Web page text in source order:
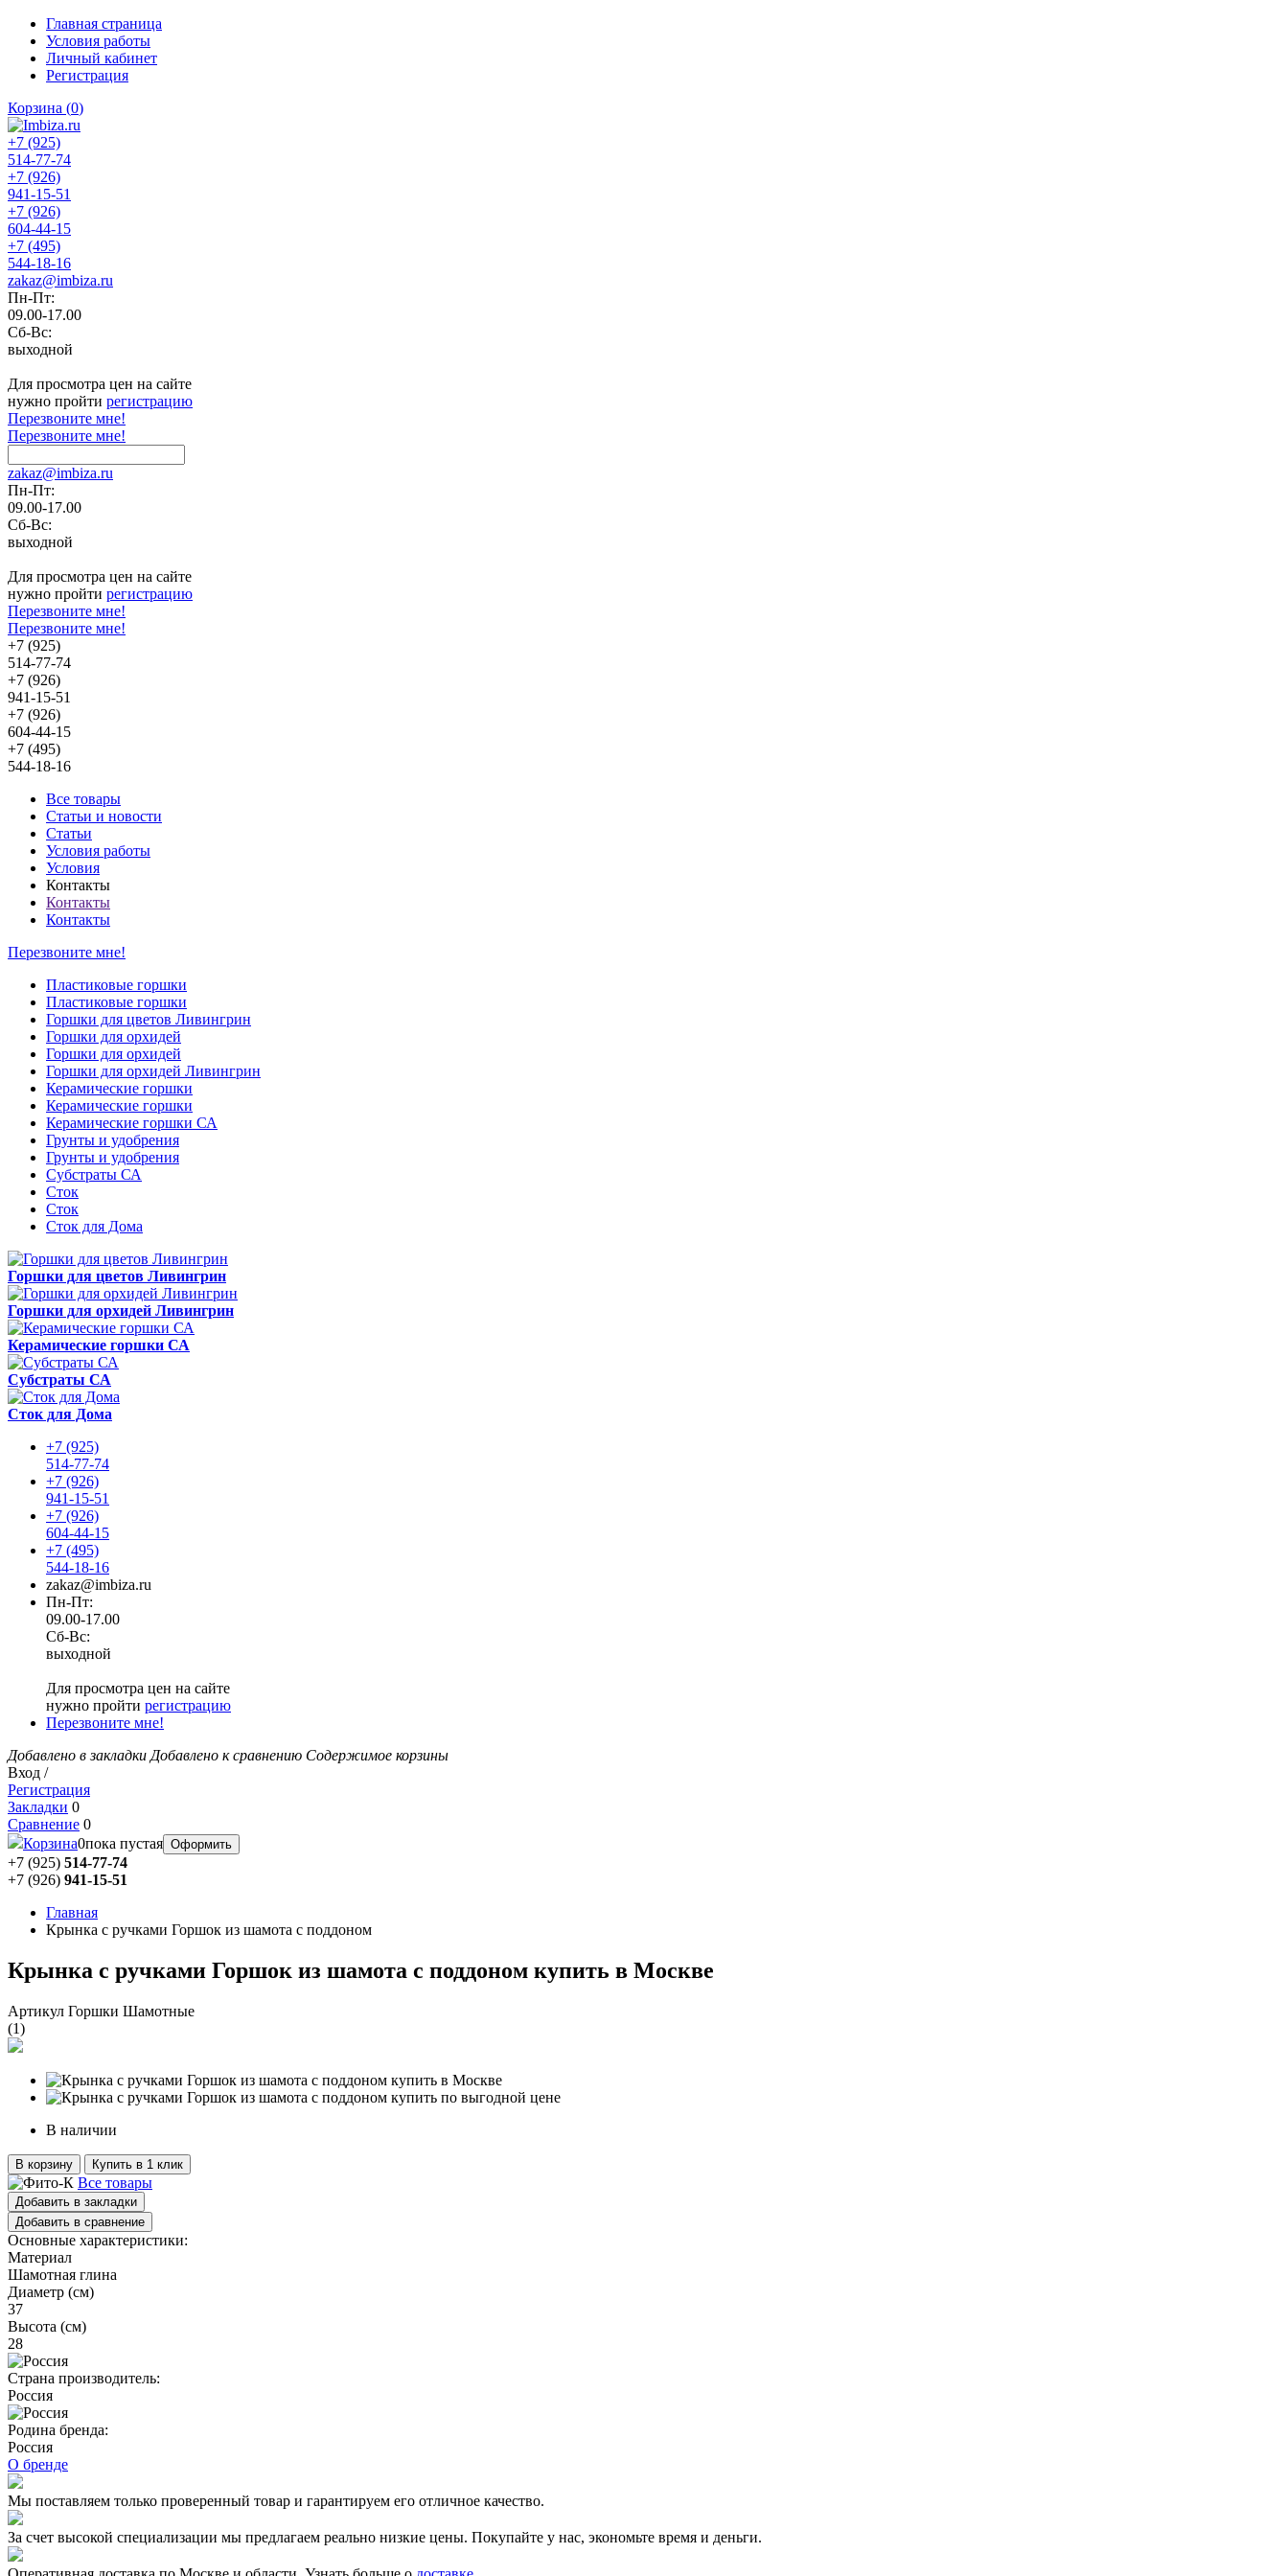
Главная страница
Условия работы
Личный кабинет
Регистрация
Корзина (0)
+7 (925)
514-77-74
+7 (926)
941-15-51
+7 (926)
604-44-15
+7 (495)
544-18-16
zakaz@imbiza.ru
Пн-Пт:
09.00-17.00
Сб-Вс:
выходной
Для просмотра цен на сайте
нужно пройти регистрацию
Перезвоните мне!
Перезвоните мне!
zakaz@imbiza.ru
Пн-Пт:
09.00-17.00
Сб-Вс:
выходной
Для просмотра цен на сайте
нужно пройти регистрацию
Перезвоните мне!
Перезвоните мне!
+7 (925)
514-77-74
+7 (926)
941-15-51
+7 (926)
604-44-15
+7 (495)
544-18-16
Все товары
Статьи и новости
Статьи
Условия работы
Условия
Контакты
Контакты
Контакты
Перезвоните мне!
Пластиковые горшки
Пластиковые горшки
Горшки для цветов Ливингрин
Горшки для орхидей
Горшки для орхидей
Горшки для орхидей Ливингрин
Керамические горшки
Керамические горшки
Керамические горшки СА
Грунты и удобрения
Грунты и удобрения
Субстраты СА
Сток
Сток
Сток для Дома
Горшки для цветов Ливингрин
Горшки для орхидей Ливингрин
Керамические горшки СА
Субстраты СА
Сток для Дома
+7 (925)
514-77-74
+7 (926)
941-15-51
+7 (926)
604-44-15
+7 (495)
544-18-16
zakaz@imbiza.ru
Пн-Пт:
09.00-17.00
Сб-Вс:
выходной
Для просмотра цен на сайте
нужно пройти регистрацию
Перезвоните мне!
Добавлено в закладки Добавлено к сравнению Содержимое корзины
Вход /
Регистрация
Закладки 0
Сравнение 0
Корзина0пока пустая Оформить
+7 (925) 514-77-74
+7 (926) 941-15-51
Главная
Крынка с ручками Горшок из шамота с поддоном
Крынка с ручками Горшок из шамота с поддоном купить в Москве
Артикул Горшки Шамотные
(1)
В наличии
В корзину Купить в 1 клик
Все товары
Добавить в закладки
Добавить в сравнение
Основные характеристики:
Материал
Шамотная глина
Диаметр (см)
37
Высота (см)
28
Страна производитель:
Россия
Родина бренда:
Россия
О бренде
Мы поставляем только проверенный товар и гарантируем его отличное качество.
За счет высокой специализации мы предлагаем реально низкие цены. Покупайте у нас, экономьте время и деньги.